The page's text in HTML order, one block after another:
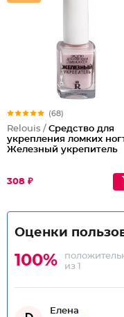
(68)
Relouis / Средство для
укрепления ломких
Железный укрепитель
308 ₽
Оценки
100%
из 1
Елена